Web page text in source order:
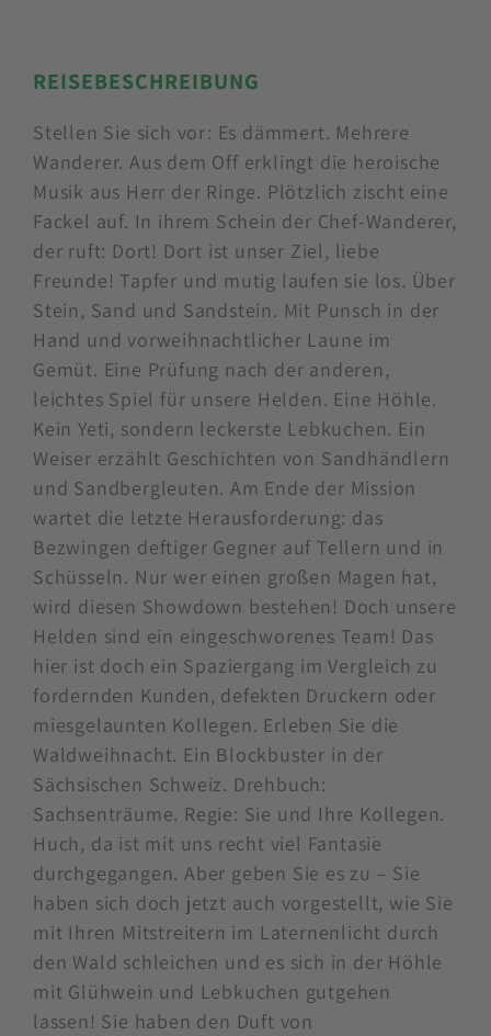
REISEBESCHREIBUNG
Stellen Sie sich vor: Es dämmert. Mehrere
Wanderer. Aus dem Off erklingt die heroische
Musik aus Herr der Ringe. Plötzlich zischt eine
Fackel auf. In ihrem Schein der Chef-Wanderer,
der ruft: Dort! Dort ist unser Ziel, liebe
Freunde! Tapfer und mutig laufen sie los. Über
Stein, Sand und Sandstein. Mit Punsch in der
Hand und vorweihnachtlicher Laune im
Gemüt. Eine Prüfung nach der anderen,
leichtes Spiel für unsere Helden. Eine Höhle.
Kein Yeti, sondern leckerste Lebkuchen. Ein
Weiser erzählt Geschichten von Sandhändlern
und Sandbergleuten. Am Ende der Mission
wartet die letzte Herausforderung: das
Bezwingen deftiger Gegner auf Tellern und in
Schüsseln. Nur wer einen großen Magen hat,
wird diesen Showdown bestehen! Doch unsere
Helden sind ein eingeschworenes Team! Das
hier ist doch ein Spaziergang im Vergleich zu
fordernden Kunden, defekten Druckern oder
miesgelaunten Kollegen. Erleben Sie die
Waldweihnacht. Ein Blockbuster in der
Sächsischen Schweiz. Drehbuch:
Sachsenträume. Regie: Sie und Ihre Kollegen.
Huch, da ist mit uns recht viel Fantasie
durchgegangen. Aber geben Sie es zu – Sie
haben sich doch jetzt auch vorgestellt, wie Sie
mit Ihren Mitstreitern im Laternenlicht durch
den Wald schleichen und es sich in der Höhle
mit Glühwein und Lebkuchen gutgehen
lassen! Sie haben den Duft von